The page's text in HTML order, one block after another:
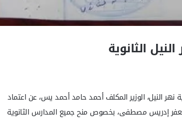
الثانوية
نهر النيل، الوزير المكلف أحمد حامد أحمد يس، عن اعتماد
جعفر إدريس مصطفى، بخصوص منح جميع المدارس الثانوية